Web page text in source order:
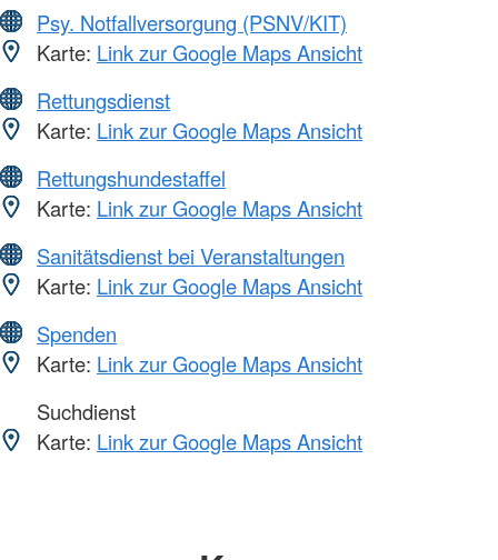
Psy. Notfallversorgung (PSNV/KIT)
Karte: Link zur Google Maps Ansicht
Rettungsdienst
Karte: Link zur Google Maps Ansicht
Rettungshundestaffel
Karte: Link zur Google Maps Ansicht
Sanitätsdienst bei Veranstaltungen
Karte: Link zur Google Maps Ansicht
Spenden
Karte: Link zur Google Maps Ansicht
Suchdienst
Karte: Link zur Google Maps Ansicht